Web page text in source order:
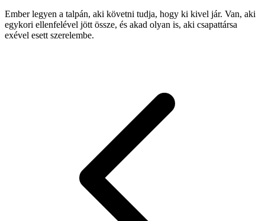
Ember legyen a talpán, aki követni tudja, hogy ki kivel jár. Van, aki
egykori ellenfelével jött össze, és akad olyan is, aki csapattársa
exével esett szerelembe.